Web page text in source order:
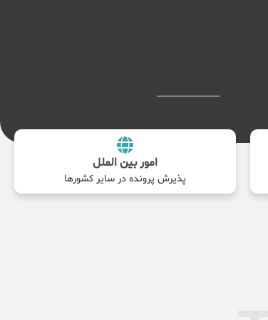
امور بین الملل
پذیرش پرونده در سایر کشورها